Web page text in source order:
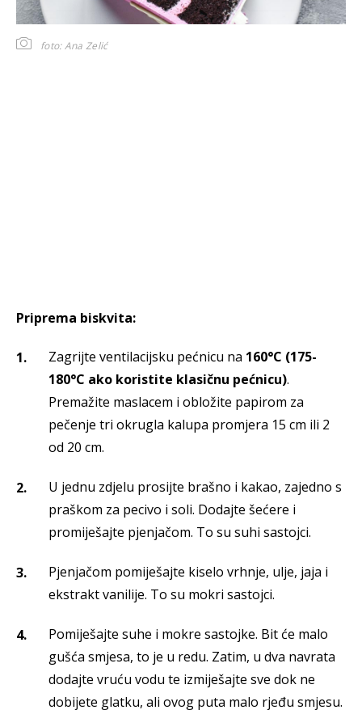
foto: Ana Zelić
Priprema biskvita:
Zagrijte ventilacijsku pećnicu na 160°C (175-
180°C ako koristite klasičnu pećnicu).
Premažite maslacem i obložite papirom za
pečenje tri okrugla kalupa promjera 15 cm ili 2
od 20 cm.
U jednu zdjelu prosijte brašno i kakao, zajedno s
praškom za pecivo i soli. Dodajte šećere i
promiješajte pjenjačom. To su suhi sastojci.
Pjenjačom pomiješajte kiselo vrhnje, ulje, jaja i
ekstrakt vanilije. To su mokri sastojci.
Pomiješajte suhe i mokre sastojke. Bit će malo
gušća smjesa, to je u redu. Zatim, u dva navrata
dodajte vruću vodu te izmiješajte sve dok ne
dobijete glatku, ali ovog puta malo rjeđu smjesu.